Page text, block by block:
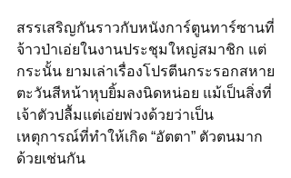
สรรเสริญกันราวกับหนังการ์ตูนทาร์ซานที่
จ้าวป่าเอ่ยในงานประชุมใหญ่สมาชิก แต่
กระนั้น ยามเล่าเรื่องโปรตีนกระรอกสหาย
ตะวันสีหน้าหุบยิ้มลงนิดหน่อย แม้เป็นสิ่งที่
เจ้าตัวปลื้มแต่เอ่ยพ่วงด้วยว่าเป็น
เหตุการณ์ที่ทำให้เกิด “อัตตา” ตัวตนมาก
ด้วยเช่นกัน